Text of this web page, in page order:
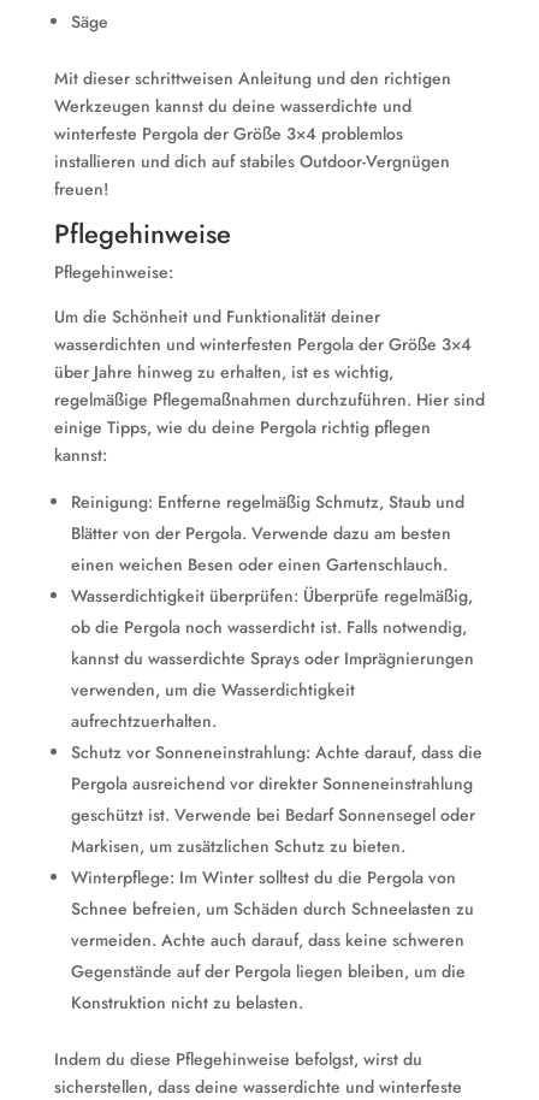
Säge
Mit dieser schrittweisen Anleitung und den richtigen
Werkzeugen kannst du deine wasserdichte und
winterfeste Pergola der Größe 3×4 problemlos
installieren und dich auf stabiles Outdoor-Vergnügen
freuen!
Pflegehinweise
Pflegehinweise:
Um die Schönheit und Funktionalität deiner
wasserdichten und winterfesten Pergola der Größe 3×4
über Jahre hinweg zu erhalten, ist es wichtig,
regelmäßige Pflegemaßnahmen durchzuführen. Hier sind
einige Tipps, wie du deine Pergola richtig pflegen
kannst:
Reinigung: Entferne regelmäßig Schmutz, Staub und
Blätter von der Pergola. Verwende dazu am besten
einen weichen Besen oder einen Gartenschlauch.
Wasserdichtigkeit überprüfen: Überprüfe regelmäßig,
ob die Pergola noch wasserdicht ist. Falls notwendig,
kannst du wasserdichte Sprays oder Imprägnierungen
verwenden, um die Wasserdichtigkeit
aufrechtzuerhalten.
Schutz vor Sonneneinstrahlung: Achte darauf, dass die
Pergola ausreichend vor direkter Sonneneinstrahlung
geschützt ist. Verwende bei Bedarf Sonnensegel oder
Markisen, um zusätzlichen Schutz zu bieten.
Winterpflege: Im Winter solltest du die Pergola von
Schnee befreien, um Schäden durch Schneelasten zu
vermeiden. Achte auch darauf, dass keine schweren
Gegenstände auf der Pergola liegen bleiben, um die
Konstruktion nicht zu belasten.
Indem du diese Pflegehinweise befolgst, wirst du
sicherstellen, dass deine wasserdichte und winterfeste